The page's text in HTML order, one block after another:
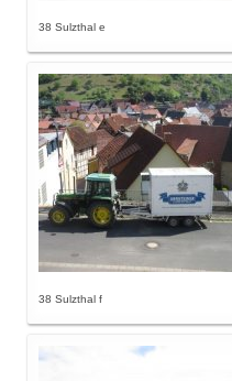
38 Sulzthal e
38 Sulzthal f